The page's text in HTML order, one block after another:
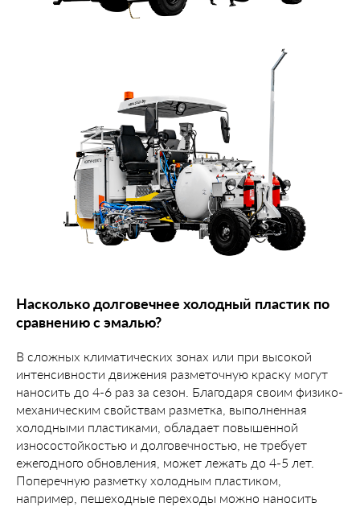
Насколько долговечнее холодный пластик по
сравнению с эмалью?
В сложных климатических зонах или при высокой
интенсивности движения разметочную краску могут
наносить до 4-6 раз за сезон. Благодаря своим физико-
механическим свойствам разметка, выполненная
холодными пластиками, обладает повышенной
износостойкостью и долговечностью, не требует
ежегодного обновления, может лежать до 4-5 лет.
Поперечную разметку холодным пластиком,
например, пешеходные переходы можно наносить